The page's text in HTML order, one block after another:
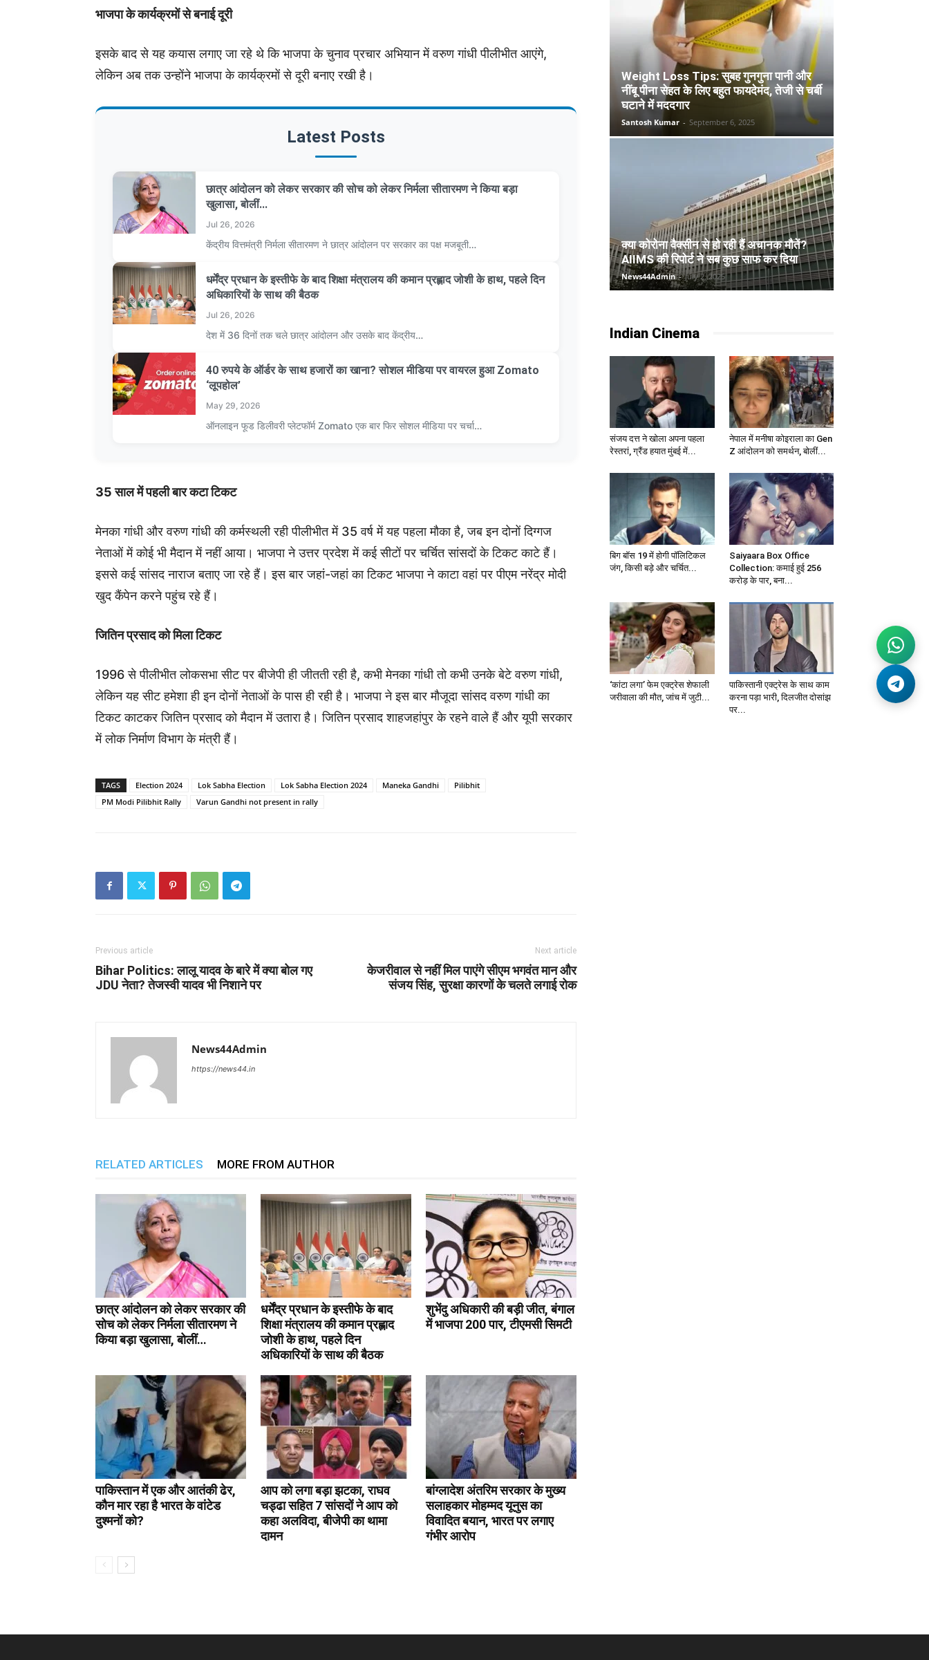
भाजपा के कार्यक्रमों से बनाई दूरी
इसके बाद से यह कयास लगाए जा रहे थे कि भाजपा के चुनाव प्रचार अभियान में वरुण गांधी पीलीभीत आएंगे,
लेकिन अब तक उन्होंने भाजपा के कार्यक्रमों से दूरी बनाए रखी है।
Latest Posts
छात्र आंदोलन को लेकर सरकार की सोच को लेकर निर्मला सीतारमण ने किया बड़ा
खुलासा, बोलीं...
Jul 26, 2026
केंद्रीय वित्तमंत्री निर्मला सीतारमण ने छात्र आंदोलन पर सरकार का पक्ष मजबूती…
धर्मेंद्र प्रधान के इस्तीफे के बाद शिक्षा मंत्रालय की कमान प्रह्लाद जोशी के हाथ, पहले दिन
अधिकारियों के साथ की बैठक
Jul 26, 2026
देश में 36 दिनों तक चले छात्र आंदोलन और उसके बाद केंद्रीय…
40 रुपये के ऑर्डर के साथ हजारों का खाना? सोशल मीडिया पर वायरल हुआ Zomato
‘लूपहोल’
May 29, 2026
ऑनलाइन फूड डिलीवरी प्लेटफॉर्म Zomato एक बार फिर सोशल मीडिया पर चर्चा…
35 साल में पहली बार कटा टिकट
मेनका गांधी और वरुण गांधी की कर्मस्थली रही पीलीभीत में 35 वर्ष में यह पहला मौका है, जब इन दोनों दिग्गज
नेताओं में कोई भी मैदान में नहीं आया। भाजपा ने उत्तर प्रदेश में कई सीटों पर चर्चित सांसदों के टिकट काटे हैं।
इससे कई सांसद नाराज बताए जा रहे हैं। इस बार जहां-जहां का टिकट भाजपा ने काटा वहां पर पीएम नरेंद्र मोदी
खुद कैंपेन करने पहुंच रहे हैं।
जितिन प्रसाद को मिला टिकट
1996 से पीलीभीत लोकसभा सीट पर बीजेपी ही जीतती रही है, कभी मेनका गांधी तो कभी उनके बेटे वरुण गांधी,
लेकिन यह सीट हमेशा ही इन दोनों नेताओं के पास ही रही है। भाजपा ने इस बार मौजूदा सांसद वरुण गांधी का
टिकट काटकर जितिन प्रसाद को मैदान में उतारा है। जितिन प्रसाद शाहजहांपुर के रहने वाले हैं और यूपी सरकार
में लोक निर्माण विभाग के मंत्री हैं।
TAGS Election 2024 Lok Sabha Election Lok Sabha Election 2024 Maneka Gandhi
Pilibhit
PM Modi Pilibhit Rally
Varun Gandhi not present in rally
Previous article
Bihar Politics: लालू यादव के बारे में क्या बोल गए
JDU नेता? तेजस्वी यादव भी निशाने पर
Next article
केजरीवाल से नहीं मिल पाएंगे सीएम भगवंत मान और
संजय सिंह, सुरक्षा कारणों के चलते लगाई रोक
News44Admin
https://news44.in
RELATED ARTICLES MORE FROM AUTHOR
छात्र आंदोलन को लेकर सरकार की
सोच को लेकर निर्मला सीतारमण ने
किया बड़ा खुलासा, बोलीं…
धर्मेंद्र प्रधान के इस्तीफे के बाद
शिक्षा मंत्रालय की कमान प्रह्लाद
जोशी के हाथ, पहले दिन
अधिकारियों के साथ की बैठक
शुभेंदु अधिकारी की बड़ी जीत, बंगाल
में भाजपा 200 पार, टीएमसी सिमटी
पाकिस्तान में एक और आतंकी ढेर,
कौन मार रहा है भारत के वांटेड
दुश्मनों को?
आप को लगा बड़ा झटका, राघव
चड्ढा सहित 7 सांसदों ने आप को
कहा अलविदा, बीजेपी का थामा
दामन
बांग्लादेश अंतरिम सरकार के मुख्य
सलाहकार मोहम्मद यूनुस का
विवादित बयान, भारत पर लगाए
गंभीर आरोप
Weight Loss Tips: सुबह गुनगुना पानी और
नींबू पीना सेहत के लिए बहुत फायदेमंद, तेजी से चर्बी
घटाने में मददगार
Santosh Kumar - September 6, 2025
क्या कोरोना वैक्सीन से हो रही हैं अचानक मौतें?
AIIMS की रिपोर्ट ने सब कुछ साफ कर दिया
News44Admin - July 2, 2025
Indian Cinema
संजय दत्त ने खोला अपना पहला
रेस्तरां, ग्रैंड हयात मुंबई में...
नेपाल में मनीषा कोइराला का Gen
Z आंदोलन को समर्थन, बोलीं...
बिग बॉस 19 में होगी पॉलिटिकल
जंग, किसी बड़े और चर्चित...
Saiyaara Box Office
Collection: कमाई हुई 256
करोड़ के पार, बना...
‘कांटा लगा’ फेम एक्ट्रेस शेफाली
जरीवाला की मौत, जांच में जुटी...
पाकिस्तानी एक्ट्रेस के साथ काम
करना पड़ा भारी, दिलजीत दोसांझ
पर...